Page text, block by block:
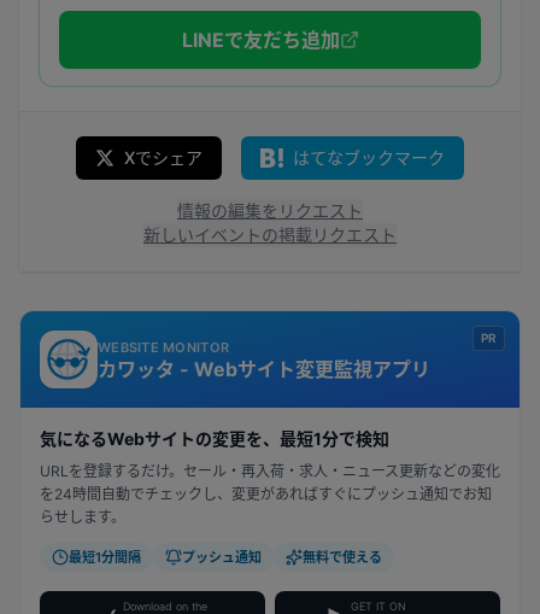
LINEで友だち追加
Xでシェア はてなブックマーク
情報の編集をリクエスト
新しいイベントの掲載リクエスト
PR
WEBSITE MONITOR
カワッタ - Webサイト変更監視アプリ
気になるWebサイトの変更を、最短1分で検知
URLを登録するだけ。セール・再入荷・求人・ニュース更新などの変化
を24時間自動でチェックし、変更があればすぐにプッシュ通知でお知
らせします。
最短1分間隔 プッシュ通知 無料で使える
Download on the GET IT ON